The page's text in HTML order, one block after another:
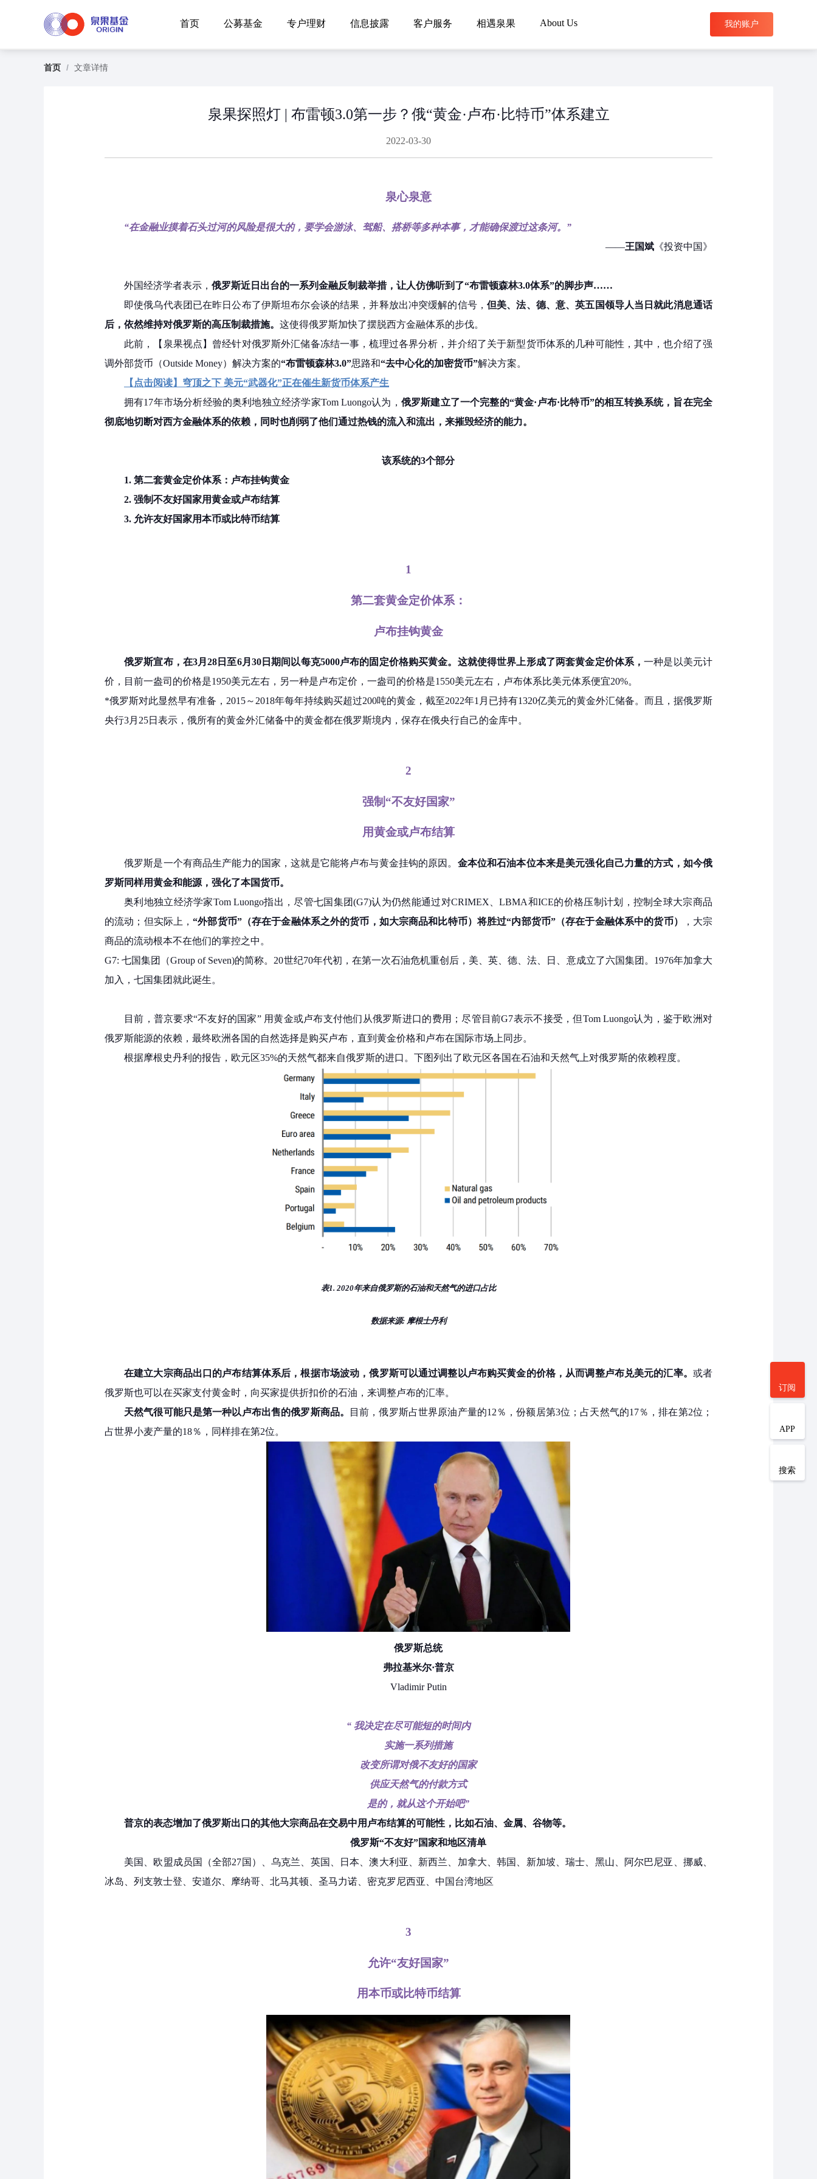
首页 公募基金 专户理财 信息披露 客户服务 相遇泉果 About Us 我的账户
搜索
首页 / 文章详情
泉果探照灯 | 布雷顿3.0第一步？俄“黄金·卢布·比特币”体系建立
2022-03-30
泉心泉意
“在金融业摸着石头过河的风险是很大的，要学会游泳、驾船、搭桥等多种本事，才能确保渡过这条河。 ”
——王国斌 《投资中国》
外国经济学者表示， 俄罗斯近日出台的一系列金融反制裁举措，让人仿佛听到了“布雷顿森林3.0体系”的脚步声……
即使俄乌代表团已在昨日公布了伊斯坦布尔会谈的结果，并释放出冲突缓解的信号，但美、法、德、意、英五国领导人当日就此消息通话
后，依然维持对俄罗斯的高压制裁措施。 这使得俄罗斯加快了摆脱西方金融体系的步伐。
此前，【泉果视点】曾经针对俄罗斯外汇储备冻结一事，梳理过各界分析，并介绍了关于新型货币体系的几种可能性，其中，也介绍了强
调外部货币（Outside Money）解决方案的“布雷顿森林3.0”思路和“去中心化的加密货币”解决方案。
【点击阅读】穹顶之下 美元“武器化”正在催生新货币体系产生
拥有17年市场分析经验的奥利地独立经济学家Tom Luongo认为， 俄罗斯建立了一个完整的“黄金·卢布· 比特币”的相互转换系统，旨在完全
彻底地切断对西方金融体系的依赖，同时也削弱了他们通过热钱的流入和流出，来摧毁经济的能力。
该系统的3个部分
1. 第二套黄金定价体系：卢布挂钩黄金
2. 强制不友好国家用黄金或卢布结算
3. 允许友好国家用本币或比特币结算
1
第二套黄金定价体系：
卢布挂钩黄金
俄罗斯宣布，在3月28日至6月30日期间以每克5000卢布的固定价格购买黄金。这就使得世界上形成了两套黄金定价体系，一种是以美元计
价，目前一盎司的价格是1950美元左右，另一种是卢布定价，一盎司的价格是1550美元左右，卢布体系比美元体系便宜20%。
*俄罗斯对此显然早有准备，2015～2018年每年持续购买超过200吨的黄金，截至2022年1月已持有1320亿美元的黄金外汇储备。而且，据俄罗斯
央行3月25日表示，俄所有的黄金外汇储备中的黄金都在俄罗斯境内，保存在俄央行自己的金库中。
2
强制“不友好国家”
用黄金或卢布结算
俄罗斯是一个有商品生产能力的国家，这就是它能将卢布与黄金挂钩的原因。 金本位和石油本位本来是美元强化自己力量的方式，如今俄
罗斯同样用黄金和能源，强化了本国货币。
奥利地独立经济学家Tom Luongo指出，尽管七国集团(G7)认为仍然能通过对CRIMEX、LBMA和ICE的价格压制计划，控制全球大宗商品
的流动；但实际上，“外部货币”（存在于金融体系之外的货币，如大宗商品和比特币）将胜过“内部货币”（存在于金融体系中的货币）
，大宗
商品的流动根本不在他们的掌控之中。
G7: 七国集团（Group of Seven)的简称。20世纪70年代初，在第一次石油危机重创后，美、英、德、法、日、意成立了六国集团。1976年加拿大
加入，七国集团就此诞生。
目前，普京要求“不友好的国家” 用黄金或卢布支付他们从俄罗斯进口的费用；尽管目前G7表示不接受，但Tom Luongo认为，鉴于欧洲对
俄罗斯能源的依赖，最终欧洲各国的自然选择是购买卢布，直到黄金价格和卢布在国际市场上同步。
根据摩根史丹利的报告，欧元区35%的天然气都来自俄罗斯的进口。下图列出了欧元区各国在石油和天然气上对俄罗斯的依赖程度。
表1. 2020年来自俄罗斯的石油和天然气的进口占比
数据来源: 摩根士丹利
在建立大宗商品出口的卢布结算体系后，根据市场波动，俄罗斯可以通过调整以卢布购买黄金的价格，从而调整卢布兑美元的汇率。 或者
俄罗斯也可以在买家支付黄金时，向买家提供折扣价的石油，来调整卢布的汇率。
天然气很可能只是第一种以卢布出售的俄罗斯商品。
目前，俄罗斯占世界原油产量的12％，份额居第3位；占天然气的17％，排在第2位；
占世界小麦产量的18％，同样排在第2位。
俄罗斯总统
弗拉基米尔·普京
Vladimir Putin
“ 我决定在尽可能短的时间内
实施一系列措施
改变所谓对俄不友好的国家
供应天然气的付款方式
是的，就从这个开始吧”
普京的表态增加了俄罗斯出口的其他大宗商品在交易中用卢布结算的可能性，比如石油、金属、谷物等。
俄罗斯“不友好”国家和地区清单
美国、欧盟成员国（全部27国）、乌克兰、英国、日本、澳大利亚、新西兰、加拿大、韩国、新加坡、瑞士、黑山、阿尔巴尼亚、挪威、
冰岛、列支敦士登、安道尔、摩纳哥、北马其顿、圣马力诺、密克罗尼西亚、中国台湾地区
3
允许“友好国家”
用本币或比特币结算
订阅
APP
搜索